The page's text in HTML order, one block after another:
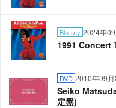
Blu-ray 2024年
1991 Concert
DVD 2010年09
Seiko
定盤)